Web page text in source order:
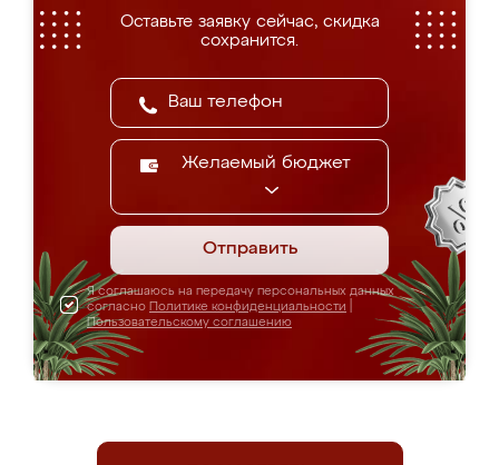
Оставьте заявку сейчас, скидка
сохранится.
Желаемый бюджет
Отправить
Я соглашаюсь на передачу персональных данных
согласно Политике конфиденциальности
Пользовательскому соглашению